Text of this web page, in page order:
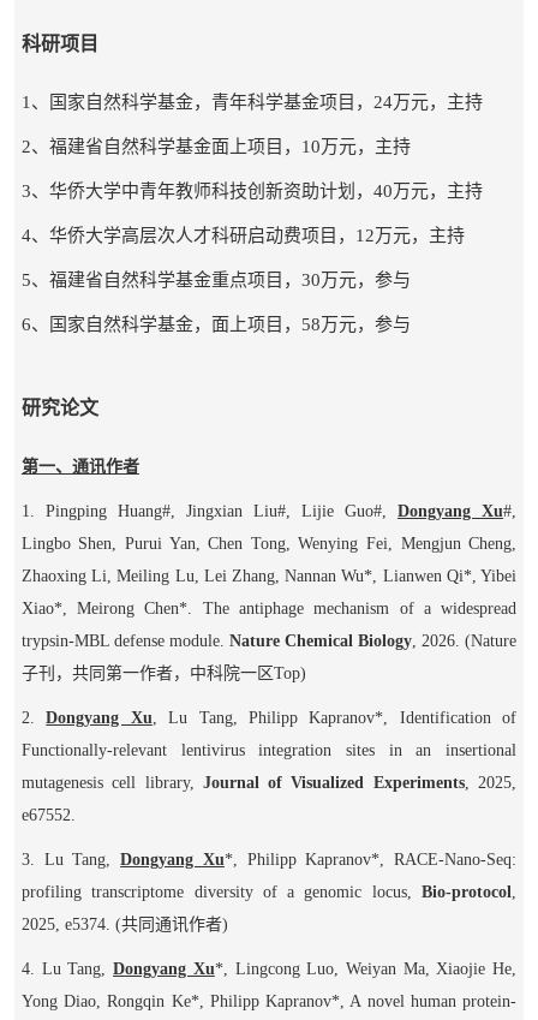
科研项目
1 、国家自然科学基金，青年科学基金项目， 24万元，主持
2、福建省自然科学基金面上项目， 10万元，主持
3、华侨大学中青年教师科技创新资助计划， 40万元，主持
4、华侨大学高层次人才科研启动费项目， 12万元，主持
5、福建省自然科学基金重点项目， 30万元，参与
6、国家自然科学基金，面上项目， 58万元，参与
研究论文
第一、通讯作者
1. Pingping Huang#, Jingxian Liu# , Lijie Guo# ,Dongyang Xu#
Lingbo Shen, Purui Yan, Chen Tong, Wenying Fei, Mengjun Cheng,
Zhaoxing Li, Meiling Lu, Lei Zhang, Nannan Wu*, Lianwen Qi*, Yibei
Xiao*, Meirong Chen*. The antiphage mechanism of a widespread
trypsin-MBL defense module. Nature Chemical Biology , 2026.(Nature
子刊，共同第一作者，中科院一区Top)
2.Dongyang Xu , Lu Tang, Philipp Kapranov*, Identification of
Functionally-relevant lentivirus integration sites in an insertional
mutagenesis cell library, Journal of Visualized Experiments, 2025,
e67552.
3. Lu Tang,Dongyang Xu*, Philipp Kapranov*, RACE-Nano-Seq:
profiling transcriptome diversity of a genomic locus,Bio-protocol
2025, e5374. (共同通讯作者)
4. Lu Tang,Dongyang Xu*, Lingcong Luo, Weiyan Ma, Xiaojie He,
Yong Diao, Rongqin Ke*, Philipp Kapranov*, A novel human protein-